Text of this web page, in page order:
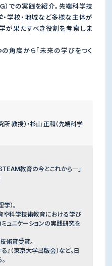
）での実践を紹介。先端科学技
学校・地域など多様な主体が
が果たすべき役割を考察しま
角度から「未来の学びをつく
所 教授）・杉山 正和（先端科学
教育の今とこれから―」
）。
や科学技術教育における学び
ュニケーションの実践研究を
術賞受賞。
（東京大学出版会）など。日